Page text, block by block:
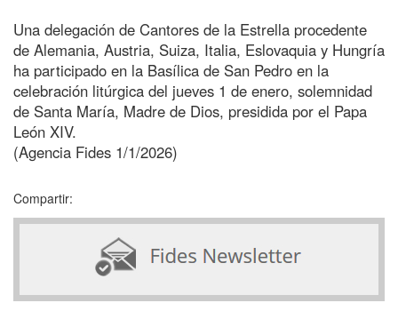
Una delegación de Cantores de la Estrella procedente
de Alemania, Austria, Suiza, Italia, Eslovaquia y Hungría
ha participado en la Basílica de San Pedro en la
celebración litúrgica del jueves 1 de enero, solemnidad
de Santa María, Madre de Dios, presidida por el Papa
León XIV.
(Agencia Fides 1/1/2026)
Compartir: